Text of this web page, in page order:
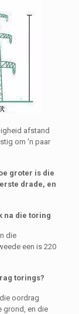
afstand
om 'n paar
groter is die
drade, en
na die toring
die
een is 220
torings?
oordrag
grond, en die